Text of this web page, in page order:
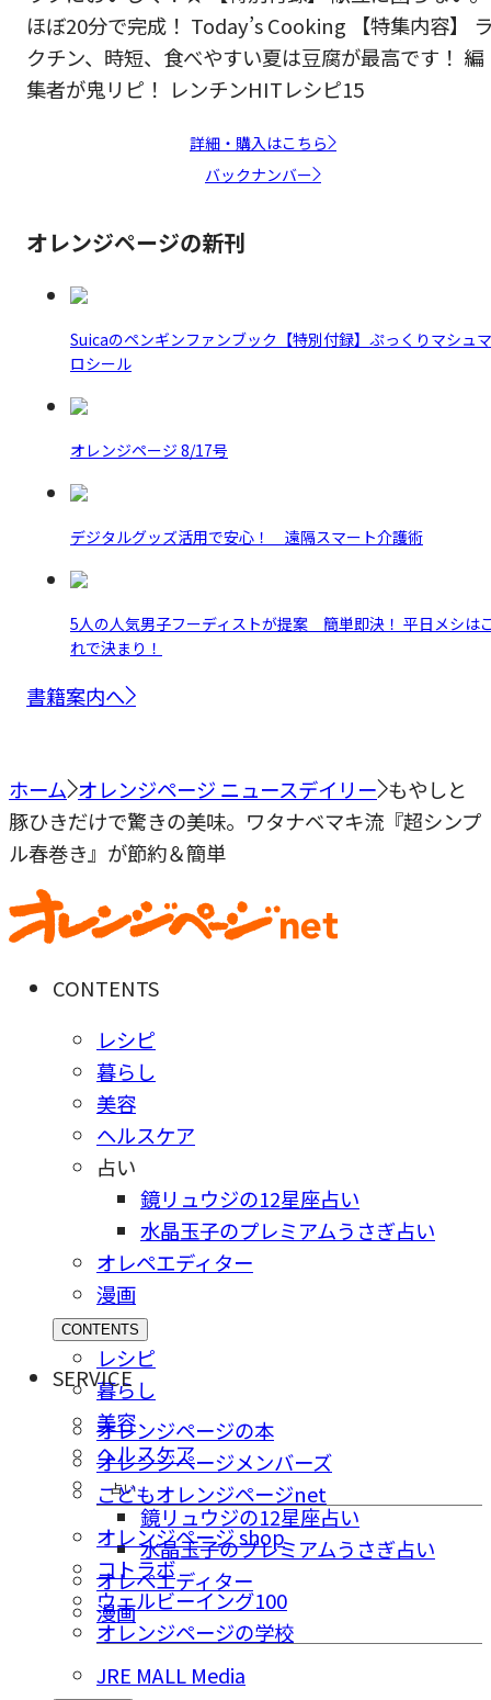
ほぼ20分で完成！ Today’s Cooking 【特集内容】
クチン、時短、食べやすい夏は豆腐が最高です！ 編
集者が鬼リピ！ レンチンHITレシピ15
詳細・購入はこちら
バックナンバー
オレンジページの新刊
Suicaのペンギンファンブック【特別付録】ぷっくりマシュマ
ロシール
オレンジページ 8/17号
デジタルグッズ活用で安心！ 遠隔スマート介護術
5人の人気男子フーディストが提案 簡単即決！ 平日メシは
れで決まり！
書籍案内へ
ホーム オレンジページ ニュースデイリー もやしと
豚ひきだけで驚きの美味。ワタナベマキ流『超シンプ
ル春巻き』が節約＆簡単
CONTENTS
レシピ
暮らし
美容
ヘルスケア
占い
鏡リュウジの12星座占い
水晶玉子のプレミアムうさぎ占い
オレペエディター
漫画
CONTENTS
レシピ
暮らし
美容
ヘルスケア
占い
鏡リュウジの12星座占い
水晶玉子のプレミアムうさぎ占い
オレペエディター
漫画
SERVICE
オレンジページの本
オレンジページメンバーズ
こどもオレンジページnet
オレンジページ shop
コトラボ
ウェルビーイング100
オレンジページの学校
JRE MALL Media